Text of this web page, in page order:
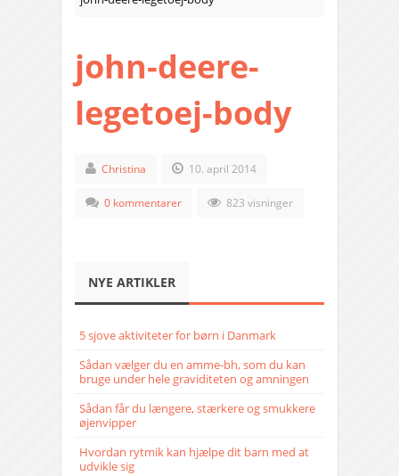
john-deere-
legetoej-body
Christina 10. april 2014
0 kommentarer 823 visninger
NYE ARTIKLER
5 sjove aktiviteter for børn i Danmark
Sådan vælger du en amme-bh, som du kan
bruge under hele graviditeten og amningen
Sådan får du længere, stærkere og smukkere
øjenvipper
Hvordan rytmik kan hjælpe dit barn med at
udvikle sig